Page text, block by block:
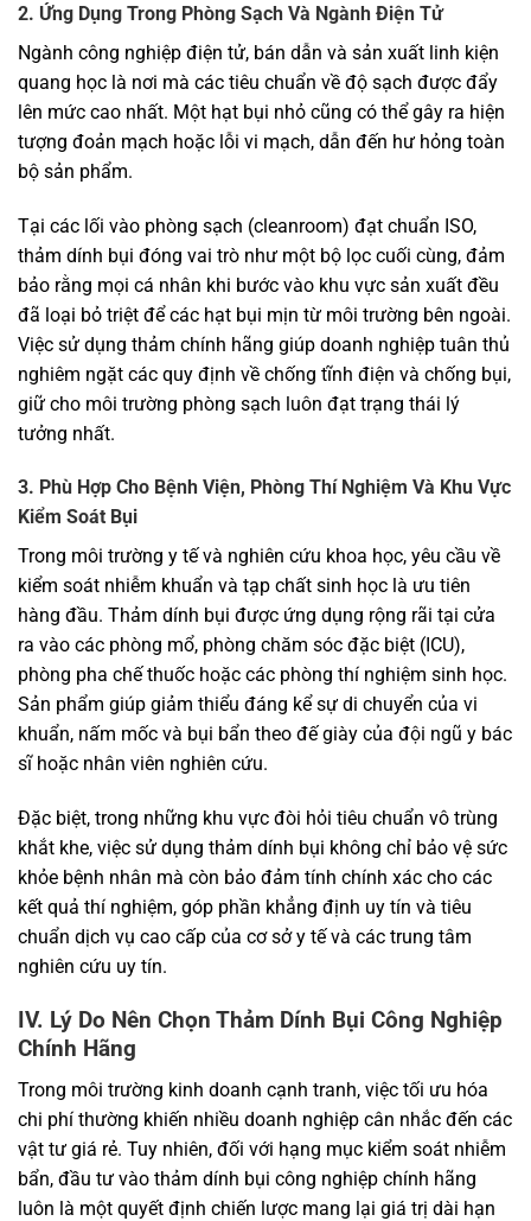
2. Ứng Dụng Trong Phòng Sạch Và Ngành Điện Tử
Ngành công nghiệp điện tử, bán dẫn và sản xuất linh kiện
quang học là nơi mà các tiêu chuẩn về độ sạch được đẩy
lên mức cao nhất. Một hạt bụi nhỏ cũng có thể gây ra hiện
tượng đoản mạch hoặc lỗi vi mạch, dẫn đến hư hỏng toàn
bộ sản phẩm.
Tại các lối vào phòng sạch (cleanroom) đạt chuẩn ISO,
thảm dính bụi đóng vai trò như một bộ lọc cuối cùng, đảm
bảo rằng mọi cá nhân khi bước vào khu vực sản xuất đều
đã loại bỏ triệt để các hạt bụi mịn từ môi trường bên ngoài.
Việc sử dụng thảm chính hãng giúp doanh nghiệp tuân thủ
nghiêm ngặt các quy định về chống tĩnh điện và chống bụi,
giữ cho môi trường phòng sạch luôn đạt trạng thái lý
tưởng nhất.
3. Phù Hợp Cho Bệnh Viện, Phòng Thí Nghiệm Và Khu Vực
Kiểm Soát Bụi
Trong môi trường y tế và nghiên cứu khoa học, yêu cầu về
kiểm soát nhiễm khuẩn và tạp chất sinh học là ưu tiên
hàng đầu. Thảm dính bụi được ứng dụng rộng rãi tại cửa
ra vào các phòng mổ, phòng chăm sóc đặc biệt (ICU),
phòng pha chế thuốc hoặc các phòng thí nghiệm sinh học.
Sản phẩm giúp giảm thiểu đáng kể sự di chuyển của vi
khuẩn, nấm mốc và bụi bẩn theo đế giày của đội ngũ y bác
sĩ hoặc nhân viên nghiên cứu.
Đặc biệt, trong những khu vực đòi hỏi tiêu chuẩn vô trùng
khắt khe, việc sử dụng thảm dính bụi không chỉ bảo vệ sức
khỏe bệnh nhân mà còn bảo đảm tính chính xác cho các
kết quả thí nghiệm, góp phần khẳng định uy tín và tiêu
chuẩn dịch vụ cao cấp của cơ sở y tế và các trung tâm
nghiên cứu uy tín.
IV. Lý Do Nên Chọn Thảm Dính Bụi Công Nghiệp
Chính Hãng
Trong môi trường kinh doanh cạnh tranh, việc tối ưu hóa
chi phí thường khiến nhiều doanh nghiệp cân nhắc đến các
vật tư giá rẻ. Tuy nhiên, đối với hạng mục kiểm soát nhiễm
bẩn, đầu tư vào thảm dính bụi công nghiệp chính hãng
luôn là một quyết định chiến lược mang lại giá trị dài hạn